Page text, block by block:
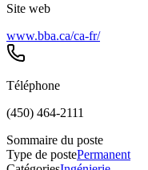
Site web
www.bba.ca/ca-fr/
Téléphone
(450) 464-2111
Sommaire du poste
Type de postePermanent